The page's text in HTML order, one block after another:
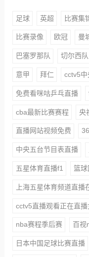
足球 英超 比赛集
比赛录像 欧冠 曼
巴塞罗那队 切尔西队
意甲 拜仁 cctv5
免费看咪咕乒乓直播
cba最新比赛赛程 央
直播网站视频免费
中央五台节目表直播
五星体育直播f1 篮球
上海五星体育频道直播
cctv5直播观看正在直播
nba赛程季后赛 百视
日本中国足球比赛直播